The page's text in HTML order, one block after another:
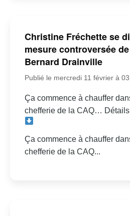
Christine Fréchette se
mesure controversée
Bernard Drainville
Publié le mercredi 11 février à
Ça commence à chauffer
chefferie de la CAQ…
Ça commence à chauffer
chefferie de la CAQ...